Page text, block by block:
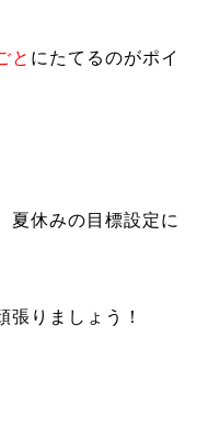
と にたてるのがポイ
夏休みの目標設定に
張りましょう！